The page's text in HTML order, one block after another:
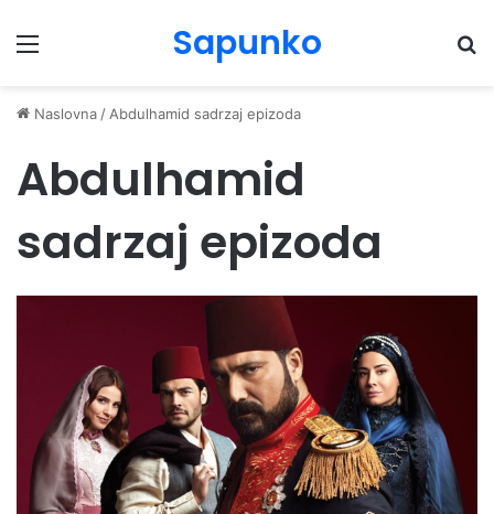
Menu Sapunko
Naslovna / Abdulhamid sadrzaj epizoda
Abdulhamid
sadrzaj epizoda